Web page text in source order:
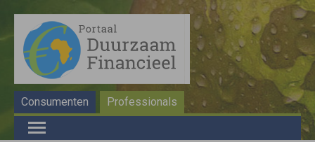
Consumenten Professionals